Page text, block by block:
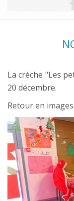
La crèche "Les
20 décembre.
Retour en images